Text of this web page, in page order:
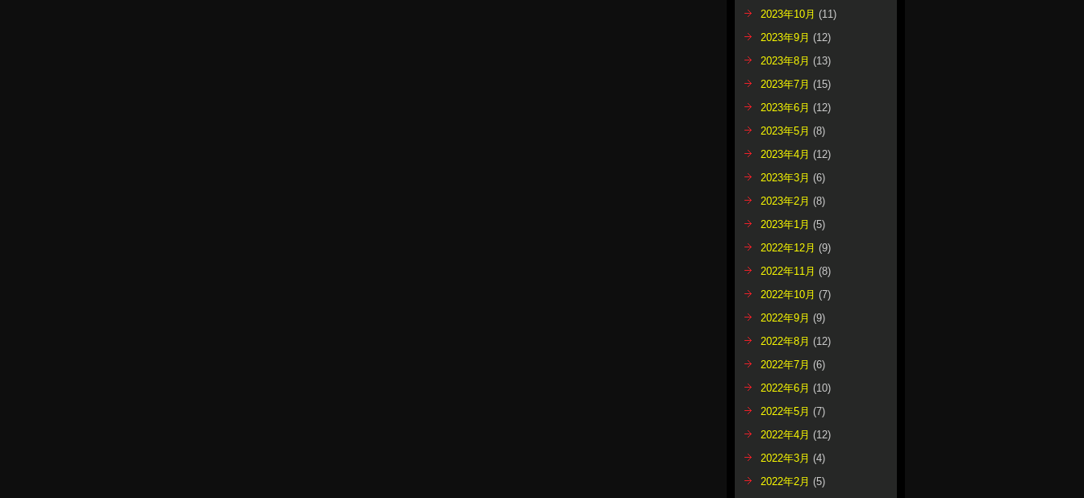
2023年10月 (11)
2023年9月 (12)
2023年8月 (13)
2023年7月 (15)
2023年6月 (12)
2023年5月 (8)
2023年4月 (12)
2023年3月 (6)
2023年2月 (8)
2023年1月 (5)
2022年12月 (9)
2022年11月 (8)
2022年10月 (7)
2022年9月 (9)
2022年8月 (12)
2022年7月 (6)
2022年6月 (10)
2022年5月 (7)
2022年4月 (12)
2022年3月 (4)
2022年2月 (5)